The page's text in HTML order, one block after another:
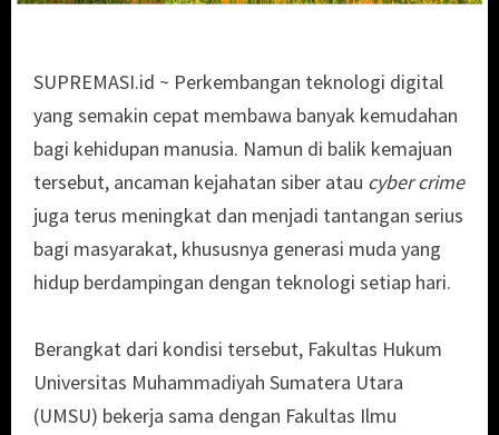
SUPREMASI.id ~ Perkembangan teknologi digital
yang semakin cepat membawa banyak kemudahan
bagi kehidupan manusia. Namun di balik kemajuan
tersebut, ancaman kejahatan siber atau cyber crime
juga terus meningkat dan menjadi tantangan serius
bagi masyarakat, khususnya generasi muda yang
hidup berdampingan dengan teknologi setiap hari.
Berangkat dari kondisi tersebut, Fakultas Hukum
Universitas Muhammadiyah Sumatera Utara
(UMSU) bekerja sama dengan Fakultas Ilmu